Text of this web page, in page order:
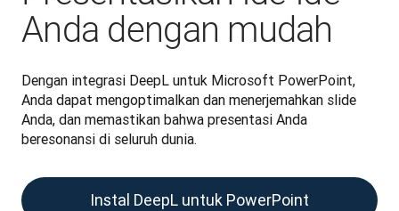
Anda dengan mudah
Dengan integrasi DeepL untuk Microsoft PowerPoint,
Anda dapat mengoptimalkan dan menerjemahkan slide
Anda, dan memastikan bahwa presentasi Anda
beresonansi di seluruh dunia.
Instal DeepL untuk PowerPoint